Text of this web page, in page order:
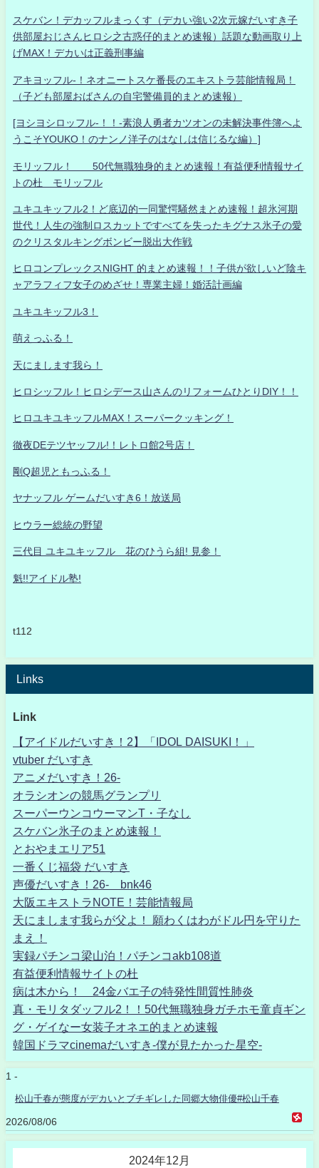
スケバン！デカッフルまっくす（デカい強い2次元嫁だいすき子
供部屋おじさんヒロシ之古惑仔的まとめ速報）話題な動画取り上
げMAX！デカいは正義刑事編
アキヨッフル-！ネオニートスケ番長のエキストラ芸能情報局！
（子ども部屋おばさんの自宅警備員的まとめ速報）
[ヨシヨシロッフル-！！-素浪人勇者カツオンの未解決事件簿へよ
うこそYOUKO！のナンノ洋子のはなしは信じるな編）]
モリッフル！ 50代無職独身的まとめ速報！有益便利情報サイ
トの杜 モリッフル
ユキユキッフル2！ど底辺的一同驚愕騒然まとめ速報！超氷河期
世代！人生の強制ロスカットですべてを失ったキグナス氷子の愛
のクリスタルキングボンビー脱出大作戦
ヒロコンプレックスNIGHT 的まとめ速報！！子供が欲しいど陰キ
ャアラフィフ女子のめざせ！専業主婦！婚活計画編
ユキユキッフル3！
萌えっふる！
天にまします我ら！
ヒロシッフル！ヒロシデース山さんのリフォームひとりDIY！！
ヒロユキユキッフルMAX！スーパークッキング！
徹夜DEテツヤッフル!！レトロ館2号店！
剛Q超児ともっふる！
ヤナッフル ゲームだいすき6！放送局
ヒウラー総統の野望
三代目 ユキユキッフル 花のひうら組! 見参！
魁!!アイドル塾!
t112
Links
Link
【アイドルだいすき！2】「IDOL DAISUKI！」
vtuber だいすき
アニメだいすき！26-
オラシオンの競馬グランプリ
スーパーウンコウーマンT・子なし
スケバン氷子のまとめ速報！
とおやまエリア51
一番くじ福袋 だいすき
声優だいすき！26- bnk46
大阪エキストラNOTE！芸能情報局
天にまします我らが父よ！ 願わくはわがドル円を守りた
まえ！
実録パチンコ梁山泊！パチンコakb108道
有益便利情報サイトの杜
病は木から！ 24金バエ子の特発性間質性肺炎
真・モリタダッフル2！！50代無職独身ガチホモ童貞ギン
グ・ゲイなー女装子オネエ的まとめ速報
韓国ドラマcinemaだいすき-僕が見たかった星空-
1 -
松山千春が態度がデカいとブチギレした同郷大物俳優#松山千春
2026/08/06
2024年12月